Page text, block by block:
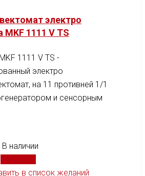
электро
MKF 1111 V TS
1111 V TS -
электро
на 11 противней 1/1
и сенсорным
В наличии
в список желаний